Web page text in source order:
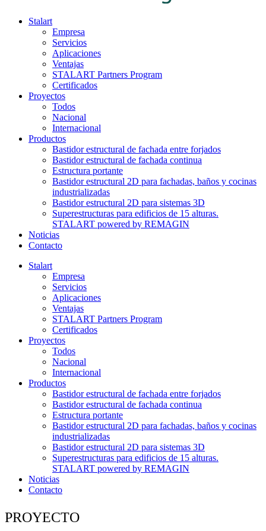
Stalart
Empresa
Servicios
Aplicaciones
Ventajas
STALART Partners Program
Certificados
Proyectos
Todos
Nacional
Internacional
Productos
Bastidor estructural de fachada entre forjados
Bastidor estructural de fachada continua
Estructura portante
Bastidor estructural 2D para fachadas, baños y cocinas
industrializadas
Bastidor estructural 2D para sistemas 3D
Superestructuras para edificios de 15 alturas.
STALART powered by REMAGIN
Noticias
Contacto
Stalart
Empresa
Servicios
Aplicaciones
Ventajas
STALART Partners Program
Certificados
Proyectos
Todos
Nacional
Internacional
Productos
Bastidor estructural de fachada entre forjados
Bastidor estructural de fachada continua
Estructura portante
Bastidor estructural 2D para fachadas, baños y cocinas
industrializadas
Bastidor estructural 2D para sistemas 3D
Superestructuras para edificios de 15 alturas.
STALART powered by REMAGIN
Noticias
Contacto
PROYECTO